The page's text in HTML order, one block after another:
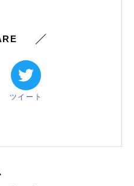
ツイート